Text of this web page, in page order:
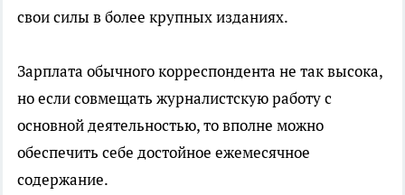
свои силы в более крупных изданиях.
Зарплата обычного корреспондента не так высока,
но если совмещать журналистскую работу с
основной деятельностью, то вполне можно
обеспечить себе достойное ежемесячное
содержание.